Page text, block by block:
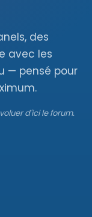
des
avec les
— pensé pour
d'ici le forum.